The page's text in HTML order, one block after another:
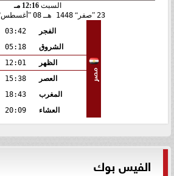
السبت 12:16 مـ
23 صفر 1448 هـ 08 أغسطس
مصر
الفجر
03:42
الشروق
05:18
الظهر
12:01
العصر
15:38
المغرب
18:43
العشاء
20:09
الفيس بوك